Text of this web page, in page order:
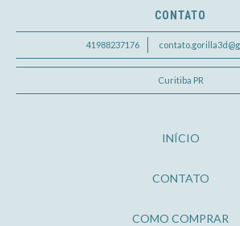
CONTATO
41988237176
Curitiba PR
INÍCIO
CONTATO
COMO COMPRAR